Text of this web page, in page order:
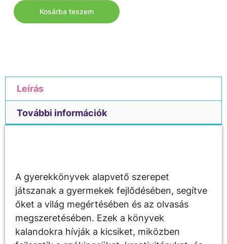
Kosárba teszem
Leírás
További információk
A gyerekkönyvek alapvető szerepet
játszanak a gyermekek fejlődésében, segítve
őket a világ megértésében és az olvasás
megszeretésében. Ezek a könyvek
kalandokra hívják a kicsiket, miközben